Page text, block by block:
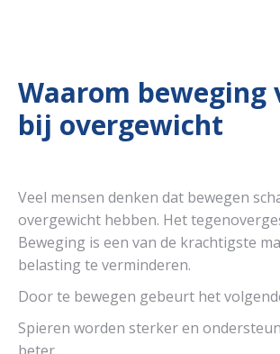
Waarom beweging
bij overgewicht
Veel mensen denken dat bewegen
overgewicht hebben. Het
Beweging is een van de krachtigste
belasting te verminderen.
Door te bewegen gebeurt het
Spieren worden sterker en